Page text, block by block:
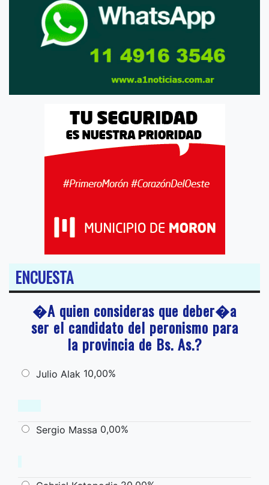
ENCUESTA
�A quien consideras que deber�a
ser el candidato del peronismo para
la provincia de Bs. As.?
Julio Alak 10,00%
Sergio Massa 0,00%